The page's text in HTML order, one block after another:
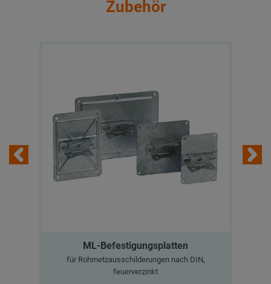
Zubehör
ML-Befestigungsplatten
für Rohrnetzausschilderungen nach DIN,
feuerverzinkt